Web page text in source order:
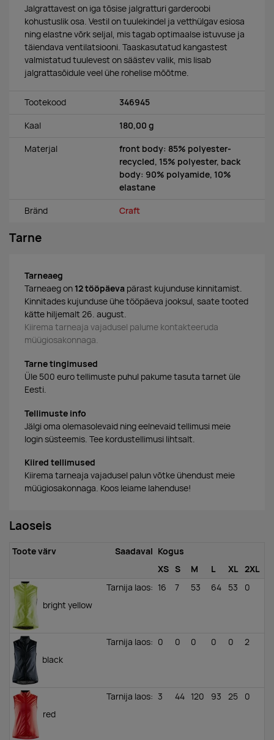
Jalgrattavest on iga tõsise jalgratturi garderoobi
kohustuslik osa. Vestil on tuulekindel ja vetthülgav esiosa
ning elastne võrk seljal, mis tagab optimaalse istuvuse ja
täiendava ventilatsiooni. Taaskasutatud kangastest
valmistatud tuulevest on säästev valik, mis lisab
jalgrattasõidule veel ühe rohelise mõõtme.
Tootekood 346945
Kaal 180,00 g
Materjal
front body: 85% polyester-
recycled, 15% polyester, back
body: 90% polyamide, 10%
elastane
Bränd Craft
Tarne
Tarneaeg
Tarneaeg on 12 tööpäeva pärast kujunduse kinnitamist.
Kinnitades kujunduse ühe tööpäeva jooksul, saate tooted
kätte hiljemalt 26. august.
Kiirema tarneaja vajadusel palume kontakteeruda
müügiosakonnaga.
Tarne tingimused
Üle 500 euro tellimuste puhul pakume tasuta tarnet üle
Eesti.
Tellimuste info
Jälgi oma olemasolevaid ning eelnevaid tellimusi meie
login süsteemis. Tee kordustellimusi lihtsalt.
Kiired tellimused
Kiirema tarneaja vajadusel palun võtke ühendust meie
müügiosakonnaga. Koos leiame lahenduse!
Laoseis
Toote värv Saadaval Kogus
XS S M L XL 2XL
bright yellow
Tarnija laos: 16 7 53 64 53 0
black
Tarnija laos: 0 0 0 0 0 2
red
Tarnija laos: 3 44 120 93 25 0